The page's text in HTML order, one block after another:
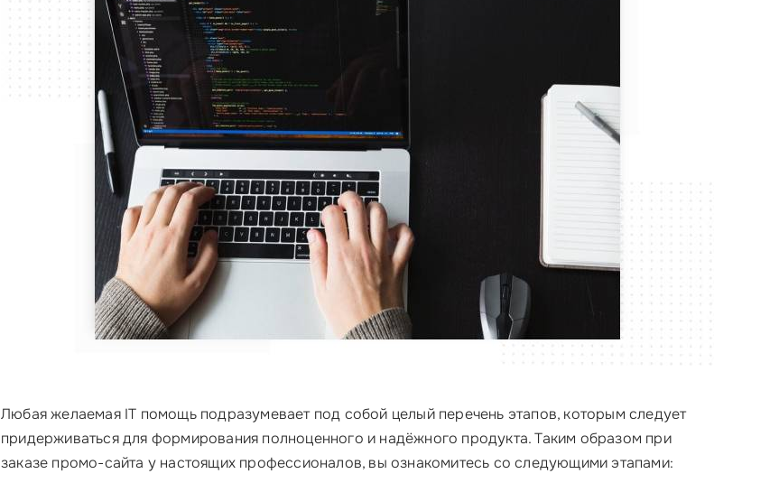
Любая желаемая IT помощь подразумевает под собой целый перечень этапов, которым следует
придерживаться для формирования полноценного и надёжного продукта. Таким образом при
заказе промо-сайта у настоящих профессионалов, вы ознакомитесь со следующими этапами: